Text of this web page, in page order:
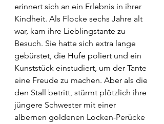
erinnert sich an ein Erlebnis in ihrer
Kindheit. Als Flocke sechs Jahre alt
war, kam ihre Lieblingstante zu
Besuch. Sie hatte sich extra lange
gebürstet, die Hufe poliert und ein
Kunststück einstudiert, um der Tante
eine Freude zu machen. Aber als die
den Stall betritt, stürmt plötzlich ihre
jüngere Schwester mit einer
albernen goldenen Locken-Perücke